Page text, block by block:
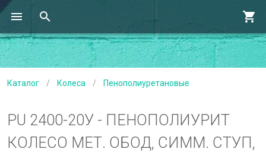
Каталог / Колеса / Пенополиуретановые
PU 2400-20У - ПЕНОПОЛИУРИТ
КОЛЕСО МЕТ. ОБОД, СИММ. СТУП,